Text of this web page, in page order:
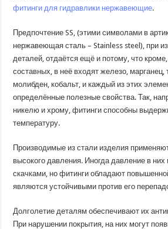
фитинги для гидравлики нержавеющие.
Предпочтение SS, (этими символами в
нержавеющая сталь – Stainless steel), при
деталей, отдаётся ещё и потому, что
составных, в неё входят железо, марганец,
молибден, кобальт, и каждый из этих
определённые полезные свойства. Так,
никелю и хрому, фитинги способны
температуру.
Производимые из стали изделия
высокого давления. Иногда давление в
скачками, но фитинги обладают
являются устойчивыми против его
Долголетие деталям обеспечивают их
При нарушении покрытия, на них могут